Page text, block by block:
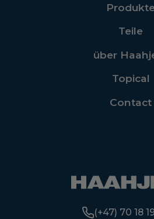
(+47) 70 18
Produkte
Teile
über
Topical
Contact